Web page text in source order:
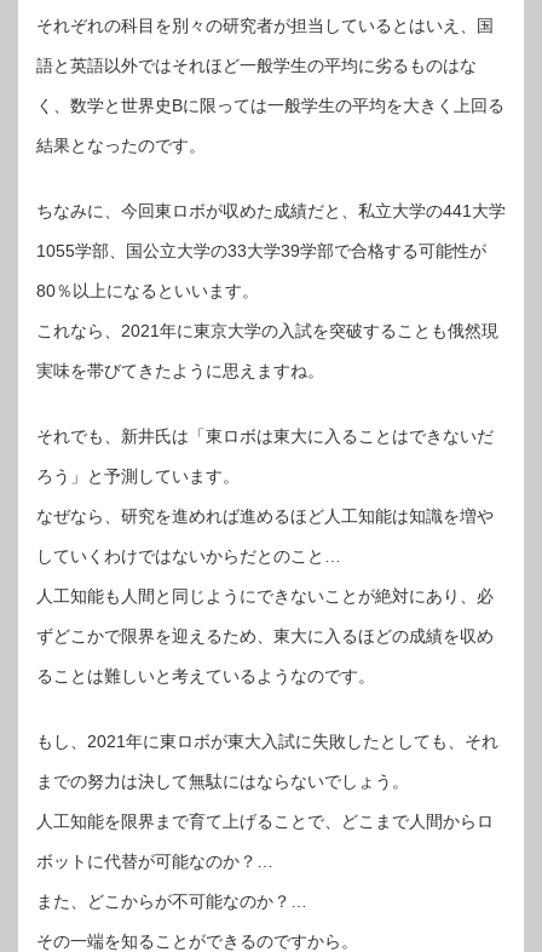
それぞれの科目を別々の研究者が担当しているとはいえ、国
語と英語以外ではそれほど一般学生の平均に劣るものはな
く、数学と世界史Bに限っては一般学生の平均を大きく上回る
結果となったのです。
ちなみに、今回東ロボが収めた成績だと、私立大学の441大学
1055学部、国公立大学の33大学39学部で合格する可能性が
80％以上になるといいます。
これなら、2021年に東京大学の入試を突破することも俄然現
実味を帯びてきたように思えますね。
それでも、新井氏は「東ロボは東大に入ることはできないだ
ろう」と予測しています。
なぜなら、研究を進めれば進めるほど人工知能は知識を増や
していくわけではないからだとのこと…
人工知能も人間と同じようにできないことが絶対にあり、必
ずどこかで限界を迎えるため、東大に入るほどの成績を収め
ることは難しいと考えているようなのです。
もし、2021年に東ロボが東大入試に失敗したとしても、それ
までの努力は決して無駄にはならないでしょう。
人工知能を限界まで育て上げることで、どこまで人間からロ
ボットに代替が可能なのか？…
また、どこからが不可能なのか？…
その一端を知ることができるのですから。